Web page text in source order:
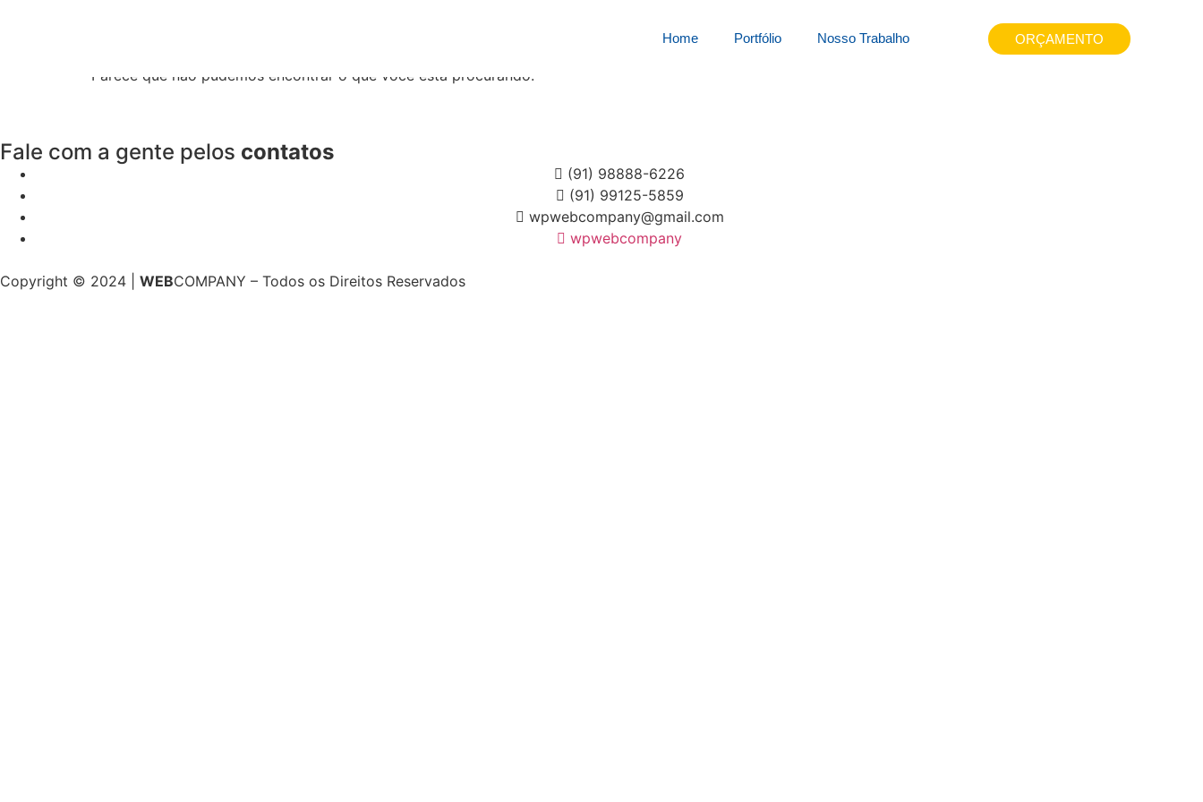
Home Portfólio Nosso Trabalho ORÇAMENTO
6584365xyeup61
Parece que não pudemos encontrar o que você está procurando.
Fale com a gente pelos contatos
(91) 98888-6226
(91) 99125-5859
wpwebcompany@gmail.com
wpwebcompany
Copyright © 2024 | WEBCOMPANY – Todos os Direitos Reservados